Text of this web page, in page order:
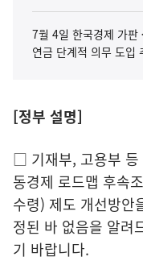
7월 4일 한국경제 가판
연금 단계적 의무 도입
[정부 설명]
□ 기재부, 고용부 등
동경제 로드맵 후속
수령) 제도 개선방안
정된 바 없음을 알려
기 바랍니다.